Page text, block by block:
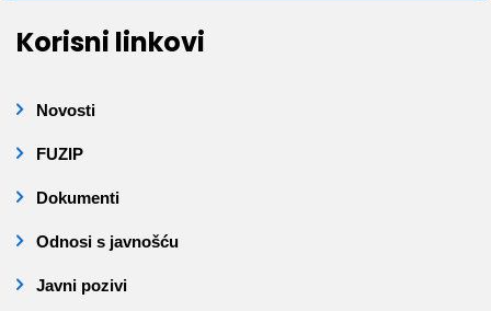
Korisni linkovi
Novosti
FUZIP
Dokumenti
Odnosi s javnošću
Javni pozivi